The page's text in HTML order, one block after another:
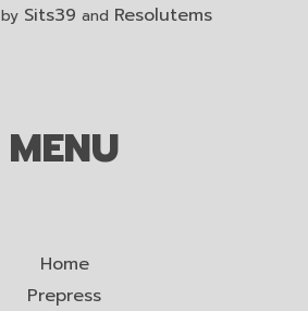
Sits39 and Resolutems
MENU
Home
Prepress